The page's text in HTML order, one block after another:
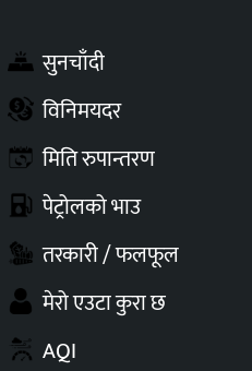
menu
सुनचाँदी
विनिमयदर
मिति रुपान्तरण
पेट्रोलको भाउ
तरकारी / फलफूल
मेरो एउटा कुरा छ
AQI